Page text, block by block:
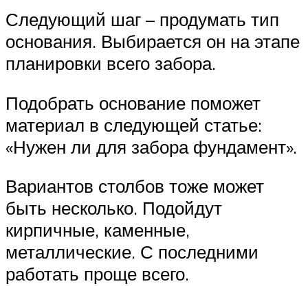
Следующий шаг – продумать тип
основания. Выбирается он на этапе
планировки всего забора.
Подобрать основание поможет
материал в следующей статье:
«Нужен ли для забора фундамент».
Вариантов столбов тоже может
быть несколько. Подойдут
кирпичные, каменные,
металлические. С последними
работать проще всего.